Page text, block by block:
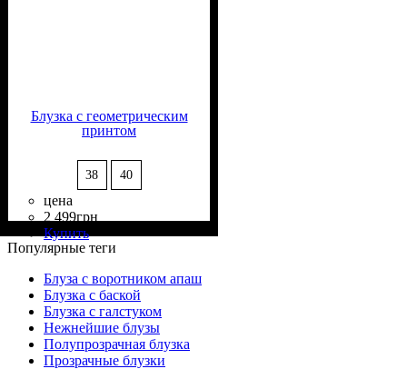
Блузка с геометрическим
принтом
38 40
цена
2 499грн
Купить
Состав ткани
Полиэстер
Крой: свободный
Длина: удлиненная
Длина рукава
Стиль: casual
Популярные теги
Блуза с воротником апаш
Блузка с баской
Блузка с галстуком
Нежнейшие блузы
Полупрозрачная блузка
Прозрачные блузки